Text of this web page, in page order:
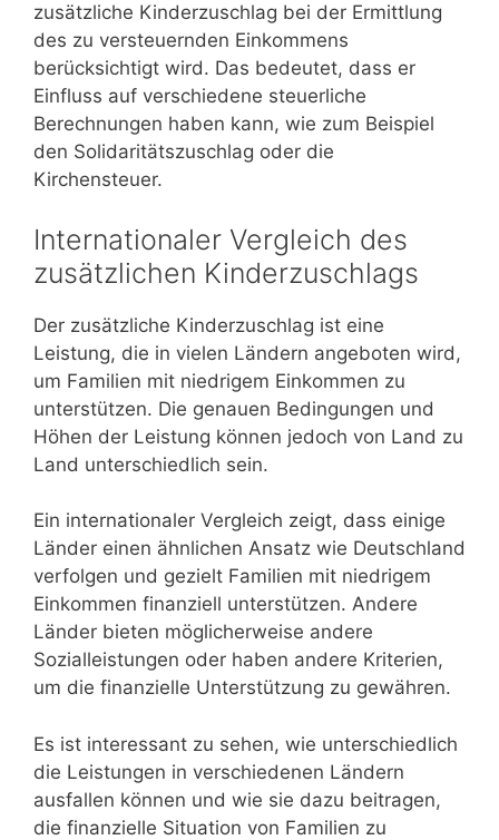
zusätzliche Kinderzuschlag bei der Ermittlung
des zu versteuernden Einkommens
berücksichtigt wird. Das bedeutet, dass er
Einfluss auf verschiedene steuerliche
Berechnungen haben kann, wie zum Beispiel
den Solidaritätszuschlag oder die
Kirchensteuer.
Internationaler Vergleich des
zusätzlichen Kinderzuschlags
Der zusätzliche Kinderzuschlag ist eine
Leistung, die in vielen Ländern angeboten wird,
um Familien mit niedrigem Einkommen zu
unterstützen. Die genauen Bedingungen und
Höhen der Leistung können jedoch von Land zu
Land unterschiedlich sein.
Ein internationaler Vergleich zeigt, dass einige
Länder einen ähnlichen Ansatz wie Deutschland
verfolgen und gezielt Familien mit niedrigem
Einkommen finanziell unterstützen. Andere
Länder bieten möglicherweise andere
Sozialleistungen oder haben andere Kriterien,
um die finanzielle Unterstützung zu gewähren.
Es ist interessant zu sehen, wie unterschiedlich
die Leistungen in verschiedenen Ländern
ausfallen können und wie sie dazu beitragen,
die finanzielle Situation von Familien zu